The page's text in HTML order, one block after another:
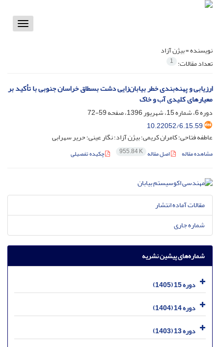
Toggle
نویسنده =بیژن آزاد
تعداد مقالات: 1
ارزیابی و پهنه‌بندی خطر بیابان‌زایی دشت بسطاق خراسان جنوبی با تأکید بر
معیارهای کلیدی آب و خاک
دوره 6، شماره 15، شهریور 1396، صفحه
59-72
10.22052/6.15.59
عاطفه فتاحی؛ کامران کریمی؛ بیژن آزاد؛ نگار عینی؛ حریر سهرابی
مشاهده مقاله اصل مقاله 955.84 K چکیده تفصیلی
مقالات آماده انتشار
شماره جاری
شماره‌های پیشین نشریه
دوره 15 (1405)
دوره 14 (1404)
دوره 13 (1403)